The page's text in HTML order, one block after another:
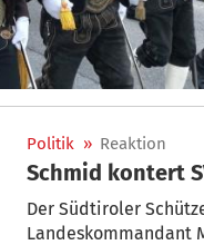
Politik » Reaktion
Schmid kontert
Der Südtiroler
Landeskommandant